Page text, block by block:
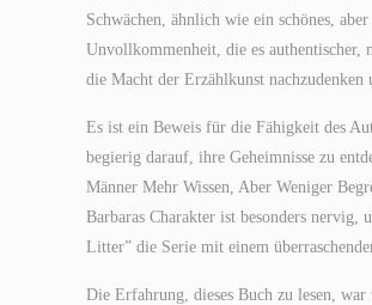
Schwächen, ähnlich wie ein schönes,
Unvollkommenheit, die es authentischer,
die Macht der Erzählkunst
Es ist ein Beweis für die Fähigkeit des
begierig darauf, ihre Geheimnisse zu
Männer Mehr Wissen, Aber Weniger
Barbaras Charakter ist besonders
Litter” die Serie mit einem
Die Erfahrung, dieses Buch zu lesen,